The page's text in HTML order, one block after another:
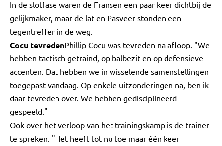
In de slotfase waren de Fransen een paar keer dichtbij de
gelijkmaker, maar de lat en Pasveer stonden een
tegentreffer in de weg.
Cocu tevredenPhillip Cocu was tevreden na afloop. "We
hebben tactisch getraind, op balbezit en op defensieve
accenten. Dat hebben we in wisselende samenstellingen
toegepast vandaag. Op enkele uitzonderingen na, ben ik
daar tevreden over. We hebben gedisciplineerd
gespeeld."
Ook over het verloop van het trainingskamp is de trainer
te spreken. "Het heeft tot nu toe maar één keer